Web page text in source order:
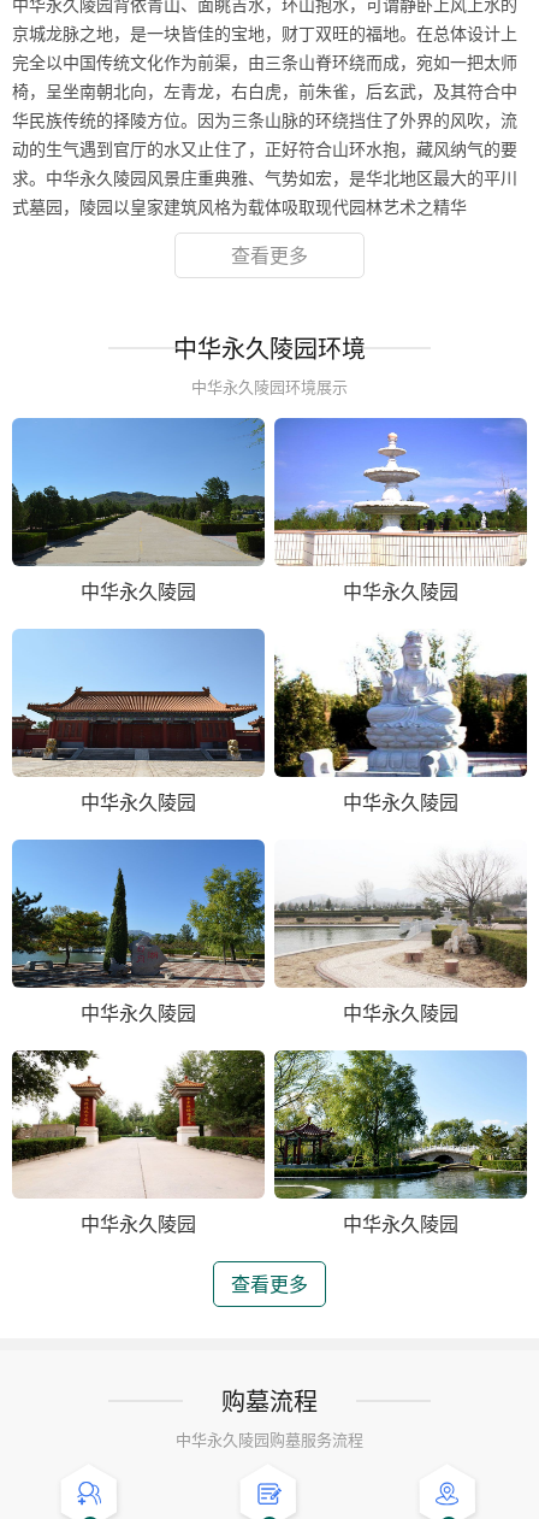
京城龙脉之地，是一块皆佳的宝地，财丁双旺的福地。在总体设计上
完全以中国传统文化作为前渠，由三条山脊环绕而成，宛如一把太师
椅，呈坐南朝北向，左青龙，右白虎，前朱雀，后玄武，及其符合中
华民族传统的择陵方位。因为三条山脉的环绕挡住了外界的风吹，流
动的生气遇到官厅的水又止住了，正好符合山环水抱，藏风纳气的要
求。中华永久陵园风景庄重典雅、气势如宏，是华北地区最大的平川
式墓园，陵园以皇家建筑风格为载体吸取现代园林艺术之精华
查看更多
中华永久陵园环境
中华永久陵园环境展示
中华永久陵园 中华永久陵园
中华永久陵园 中华永久陵园
中华永久陵园 中华永久陵园
中华永久陵园 中华永久陵园
查看更多
购墓流程
中华永久陵园购墓服务流程